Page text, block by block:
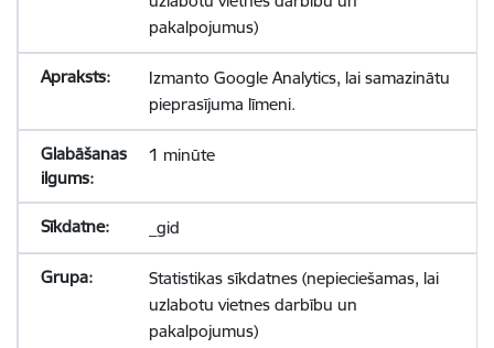
pakalpojumus)
Izmanto Google Analytics, lai samazinātu
pieprasījuma līmeni.
1 minūte
_gid
Statistikas sīkdatnes (nepieciešamas, lai
uzlabotu vietnes darbību un
pakalpojumus)